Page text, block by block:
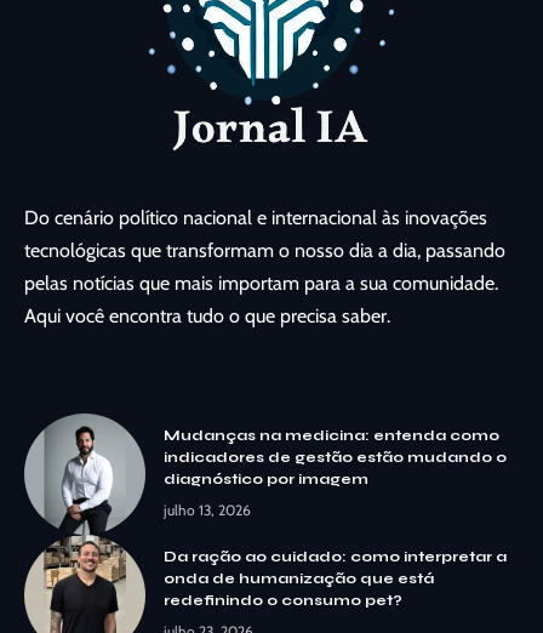
Do cenário político nacional e internacional às inovações
tecnológicas que transformam o nosso dia a dia, passando
pelas notícias que mais importam para a sua comunidade.
Aqui você encontra tudo o que precisa saber.
Mudanças na medicina: entenda como
indicadores de gestão estão mudando o
diagnóstico por imagem
julho 13, 2026
Da ração ao cuidado: como interpretar a
onda de humanização que está
redefinindo o consumo pet?